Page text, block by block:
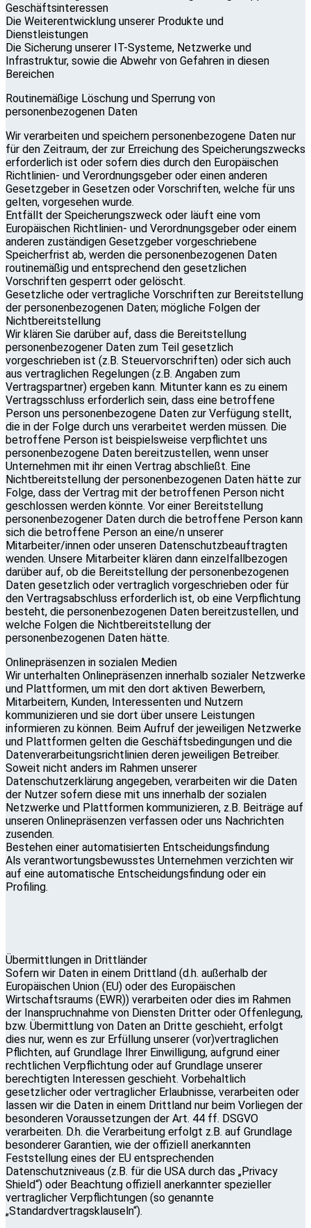
Geschäftsinteressen
Die Weiterentwicklung unserer Produkte und
Dienstleistungen
Die Sicherung unserer IT-Systeme, Netzwerke und
Infrastruktur, sowie die Abwehr von Gefahren in diesen
Bereichen
Routinemäßige Löschung und Sperrung von
personenbezogenen Daten
Wir verarbeiten und speichern personenbezogene Daten nur
für den Zeitraum, der zur Erreichung des Speicherungszwecks
erforderlich ist oder sofern dies durch den Europäischen
Richtlinien- und Verordnungsgeber oder einen anderen
Gesetzgeber in Gesetzen oder Vorschriften, welche für uns
gelten, vorgesehen wurde.
Entfällt der Speicherungszweck oder läuft eine vom
Europäischen Richtlinien- und Verordnungsgeber oder einem
anderen zuständigen Gesetzgeber vorgeschriebene
Speicherfrist ab, werden die personenbezogenen Daten
routinemäßig und entsprechend den gesetzlichen
Vorschriften gesperrt oder gelöscht.
Gesetzliche oder vertragliche Vorschriften zur Bereitstellung
der personenbezogenen Daten; mögliche Folgen der
Nichtbereitstellung
Wir klären Sie darüber auf, dass die Bereitstellung
personenbezogener Daten zum Teil gesetzlich
vorgeschrieben ist (z.B. Steuervorschriften) oder sich auch
aus vertraglichen Regelungen (z.B. Angaben zum
Vertragspartner) ergeben kann. Mitunter kann es zu einem
Vertragsschluss erforderlich sein, dass eine betroffene
Person uns personenbezogene Daten zur Verfügung stellt,
die in der Folge durch uns verarbeitet werden müssen. Die
betroffene Person ist beispielsweise verpflichtet uns
personenbezogene Daten bereitzustellen, wenn unser
Unternehmen mit ihr einen Vertrag abschließt. Eine
Nichtbereitstellung der personenbezogenen Daten hätte zur
Folge, dass der Vertrag mit der betroffenen Person nicht
geschlossen werden könnte. Vor einer Bereitstellung
personenbezogener Daten durch die betroffene Person kann
sich die betroffene Person an eine/n unserer
Mitarbeiter/innen oder unseren Datenschutzbeauftragten
wenden. Unsere Mitarbeiter klären dann einzelfallbezogen
darüber auf, ob die Bereitstellung der personenbezogenen
Daten gesetzlich oder vertraglich vorgeschrieben oder für
den Vertragsabschluss erforderlich ist, ob eine Verpflichtung
besteht, die personenbezogenen Daten bereitzustellen, und
welche Folgen die Nichtbereitstellung der
personenbezogenen Daten hätte.
Onlinepräsenzen in sozialen Medien
Wir unterhalten Onlinepräsenzen innerhalb sozialer Netzwerke
und Plattformen, um mit den dort aktiven Bewerbern,
Mitarbeitern, Kunden, Interessenten und Nutzern
kommunizieren und sie dort über unsere Leistungen
informieren zu können. Beim Aufruf der jeweiligen Netzwerke
und Plattformen gelten die Geschäftsbedingungen und die
Datenverarbeitungsrichtlinien deren jeweiligen Betreiber.
Soweit nicht anders im Rahmen unserer
Datenschutzerklärung angegeben, verarbeiten wir die Daten
der Nutzer sofern diese mit uns innerhalb der sozialen
Netzwerke und Plattformen kommunizieren, z.B. Beiträge auf
unseren Onlinepräsenzen verfassen oder uns Nachrichten
zusenden.
Bestehen einer automatisierten Entscheidungsfindung
Als verantwortungsbewusstes Unternehmen verzichten wir
auf eine automatische Entscheidungsfindung oder ein
Profiling.
Übermittlungen in Drittländer
Sofern wir Daten in einem Drittland (d.h. außerhalb der
Europäischen Union (EU) oder des Europäischen
Wirtschaftsraums (EWR)) verarbeiten oder dies im Rahmen
der Inanspruchnahme von Diensten Dritter oder Offenlegung,
bzw. Übermittlung von Daten an Dritte geschieht, erfolgt
dies nur, wenn es zur Erfüllung unserer (vor)vertraglichen
Pflichten, auf Grundlage Ihrer Einwilligung, aufgrund einer
rechtlichen Verpflichtung oder auf Grundlage unserer
berechtigten Interessen geschieht. Vorbehaltlich
gesetzlicher oder vertraglicher Erlaubnisse, verarbeiten oder
lassen wir die Daten in einem Drittland nur beim Vorliegen der
besonderen Voraussetzungen der Art. 44 ff. DSGVO
verarbeiten. D.h. die Verarbeitung erfolgt z.B. auf Grundlage
besonderer Garantien, wie der offiziell anerkannten
Feststellung eines der EU entsprechenden
Datenschutzniveaus (z.B. für die USA durch das „Privacy
Shield“) oder Beachtung offiziell anerkannter spezieller
vertraglicher Verpflichtungen (so genannte
„Standardvertragsklauseln“).